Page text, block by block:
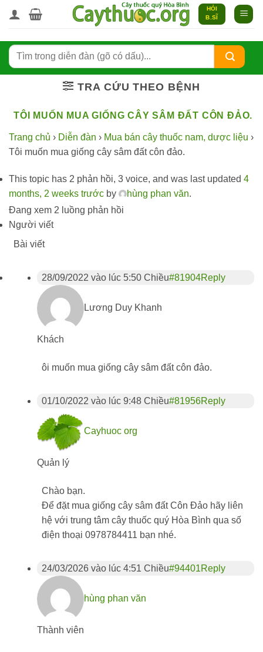
qua
dung
HỎI
B.SĨ
TRA CỨU THEO BỆNH
TÔI MUỐN MUA GIỐNG CÂY SÂM ĐẤT CÔN ĐẢO.
Trang chủ › Diễn đàn › Mua bán cây thuốc nam, dược liệu ›
Tôi muốn mua giống cây sâm đất côn đảo.
This topic has 2 phản hồi, 3 voice, and was last updated 4
months, 2 weeks trước by hùng phan văn.
Đang xem 2 luồng phản hồi
Người viết
Bài viết
28/09/2022 vào lúc 5:50 Chiều#81904Reply
Lương Duy Khanh
Khách
ôi muốn mua giống cây sâm đất côn đảo.
01/10/2022 vào lúc 9:48 Chiều#81956Reply
Cayhuoc org
Quản lý
Chào bạn.
Để đặt mua giống cây sâm đất Côn Đảo hãy liên
hệ với trung tâm cây thuốc quý Hòa Bình qua số
điện thoại 0978784411 bạn nhé.
24/03/2026 vào lúc 4:51 Chiều#94401Reply
hùng phan văn
Thành viên